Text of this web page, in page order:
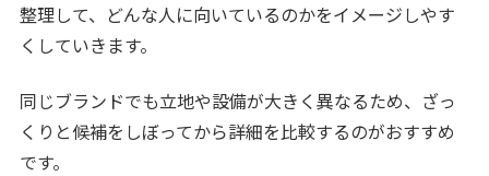
整理して、どんな人に向いているのかをイメージしやす
くしていきます。
同じブランドでも立地や設備が大きく異なるため、ざっ
くりと候補をしぼってから詳細を比較するのがおすすめ
です。